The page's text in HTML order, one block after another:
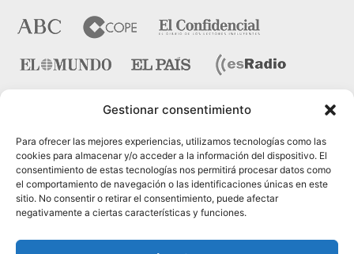
Gestionar consentimiento
Para ofrecer las mejores experiencias, utilizamos tecnologías como las
cookies para almacenar y/o acceder a la información del dispositivo. El
consentimiento de estas tecnologías nos permitirá procesar datos como
el comportamiento de navegación o las identificaciones únicas en este
sitio. No consentir o retirar el consentimiento, puede afectar
negativamente a ciertas características y funciones.
Contacto
Pza. del Marqués de Salamanca nº 10, bajo dcha. 28006
Madrid
Fax.: